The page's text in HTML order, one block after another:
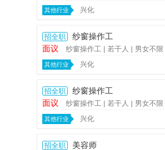
其他行业 兴化
招全职
纱窗操作工
面议
纱窗操作工 | 若干人 | 男女不限
其他行业 兴化
招全职
纱窗操作工
面议
纱窗操作工 | 若干人 | 男女不限
其他行业 兴化
招全职
美容师